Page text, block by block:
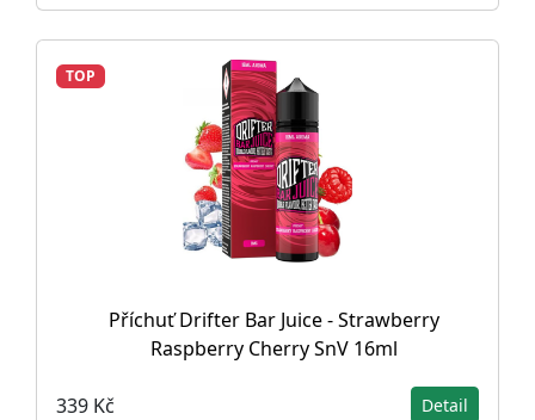
TOP
Příchuť Drifter Bar Juice - Strawberry
Raspberry Cherry SnV 16ml
339 Kč Detail